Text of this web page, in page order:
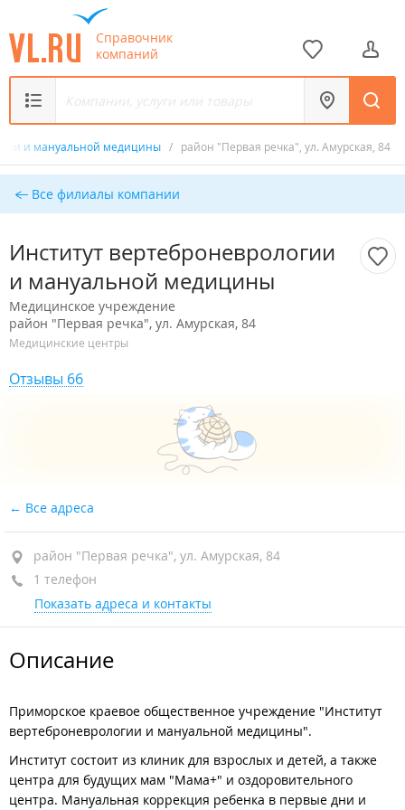
Справочник
компаний
и мануальной медицины / район "Первая речка", ул. Амурская, 84
Все филиалы компании
Институт вертеброневрологии
и мануальной медицины
Медицинское учреждение
район "Первая речка", ул. Амурская, 84
Медицинские центры
Отзывы 66
Все адреса
район "Первая речка", ул. Амурская, 84
1 телефон
Показать адреса и контакты
Описание
Приморское краевое общественное учреждение "Институт
вертеброневрологии и мануальной медицины".
Институт состоит из клиник для взрослых и детей, а также
центра для будущих мам "Мама+" и оздоровительного
центра. Мануальная коррекция ребенка в первые дни и